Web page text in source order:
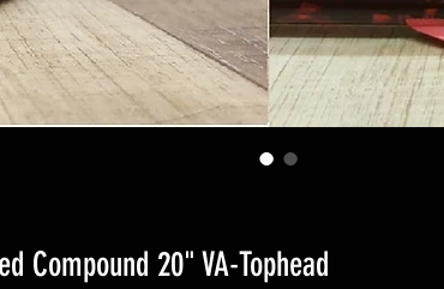
Compound 20" VA-Tophead